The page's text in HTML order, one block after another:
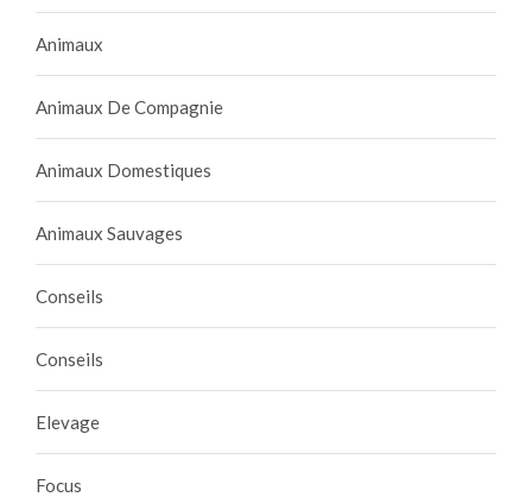
i
r
e
é
q
a
l
Animaux
Animaux De Compagnie
Animaux Domestiques
Animaux Sauvages
Conseils
Conseils
Elevage
Focus